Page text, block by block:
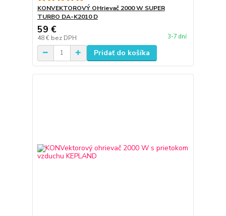
KONVEKTOROVÝ OHrievač 2000 W SUPER
TURBO DA-K2010 D
59 €
48 € bez DPH 3-7 dní
Pridať do košíka